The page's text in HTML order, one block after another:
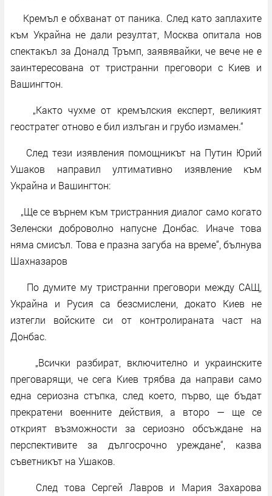
Кремъл е обхванат от паника. След като заплахите
към Украйна не дали резултат, Москва опитала нов
спектакъл за Доналд Тръмп, заявявайки, че вече не е
заинтересована от тристранни преговори с Киев и
Вашингтон.
„Както чухме от кремълския експерт, великият
геостратег отново е бил излъган и грубо измамен.“
След тези изявления помощникът на Путин Юрий
Ушаков направил ултимативно изявление към
Украйна и Вашингтон:
„Ще се върнем към тристранния диалог само когато
Зеленски доброволно напусне Донбас. Иначе това
няма смисъл. Това е празна загуба на време“, бълнува
Шахназаров
По думите му тристранни преговори между САЩ,
Украйна и Русия са безсмислени, докато Киев не
изтегли войските си от контролираната част на
Донбас.
„Всички разбират, включително и украинските
преговарящи, че сега Киев трябва да направи само
една сериозна стъпка, след което, първо, ще бъдат
прекратени военните действия, а второ — ще се
открият възможности за сериозно обсъждане на
перспективите за дългосрочно уреждане“, казва
съветникът на Ушаков.
След това Сергей Лавров и Мария Захарова